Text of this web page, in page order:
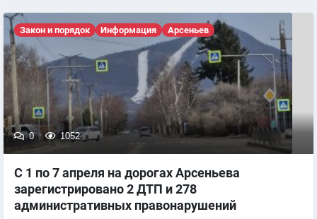
Закон и порядок Информация Арсеньев
0 1052
С 1 по 7 апреля на дорогах Арсеньева
зарегистрировано 2 ДТП и 278
административных правонарушений